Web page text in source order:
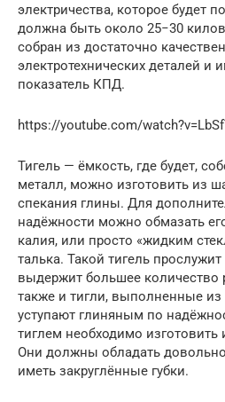
электричества, которое будет
должна быть около 25−30
собран из достаточно
электротехнических деталей и
показатель КПД.
https://youtube.com/
Тигель — ёмкость, где будет,
металл, можно изготовить из
спекания глины. Для
надёжности можно обмазать
калия, или просто «жидким
талька. Такой тигель
выдержит большее количество
также и тигли, выполненные из
уступают глиняным по
тиглем необходимо
Они должны обладать
иметь закруглённые губки.